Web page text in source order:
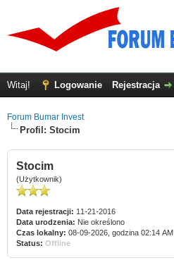
Witaj! Logowanie Rejestracja
Forum Bumar Invest
Profil: Stocim
Stocim
(Użytkownik)
Data rejestracji: 11-21-2016
Data urodzenia: Nie określono
Czas lokalny: 08-09-2026, godzina 02:14 AM
Status: Offline